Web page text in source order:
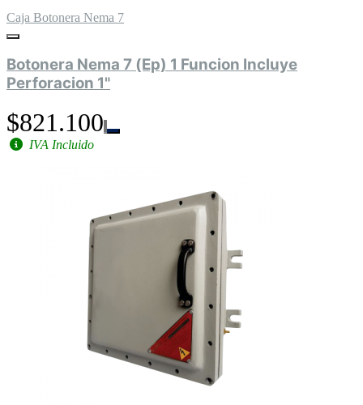
Caja Botonera Nema 7
Botonera Nema 7 (Ep) 1 Funcion Incluye
Perforacion 1"
$821.100
IVA Incluido